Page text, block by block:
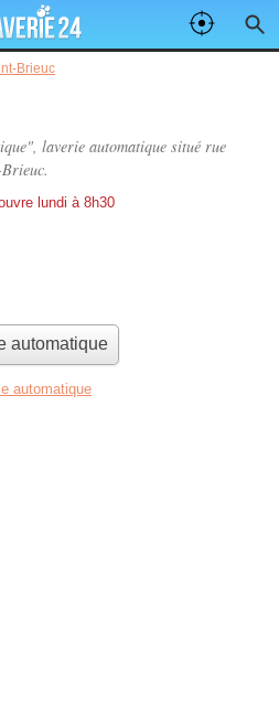
Brieuc
laverie automatique situé rue
lundi à 8h30
automatique
automatique